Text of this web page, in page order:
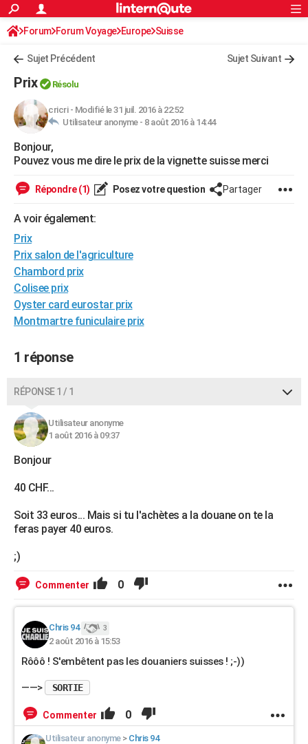
ACTUALITÉS
Politique
Société
Faits Divers
Education
Monde
Villes
+
FINANCE
Retraite
Impôts
Epargne
Immobilier
Risques naturels par ville
Banque
Assurance
Crédit
AUTO
Essais
Réserver un essai
Citadines
Berlines
SUV
Forum auto
+HIGH-TECH
Mobiles
Meilleur smartphone
Internet
Ordinateurs
Jeux vidéo
Guide high-tech
BRICOLAGE
WEEK-END
Guides de France
Escapades
Patrimoine
Expositions
Musées
Week-end nature
+LIFESTYLE
Art de vivre
Bien-être
Loisirs
ModeModes de vie
SANTE
Alimentation
Guide de la santé
Maladies
Médicaments
Sommeil
Destinations
City break
Voyage nature
Voyage de noces
Forum
Climat
PHOTO
GUIDES D'ACHAT
Carte de Noël
Carte Bonne année
Carte Saint-Valentin
Carte Pâques
Carte d'anniversaire
DICTIONNAIRE
Dictionnaire
Biographies
Citations
Expressions
Proverbes
PROGRAMME TV
COPAINS D'AVANT
S'inscrire
Se connecter
Lycées
Collèges
Primaires
Universités
Entreprises
Service militaire
Avis de recherche
AVIS DE DÉCÈS
S'inscrire
Connexion
Forum Forum Voyage Europe Suisse
Sujet Précédent Sujet Suivant
Prix Résolu
cricri- Modifié le 31 juil. 2016 à 22:52
Utilisateur anonyme - 8 août 2016 à 14:44
Bonjour,
Pouvez vous me dire le prix de la vignette suisse merci
Répondre (1) Posez votre question Partager
A voir également:
Prix
Prix salon de l'agriculture
Chambord prix
Colisee prix
Oyster card eurostar prix
Montmartre funiculaire prix
1 réponse
RÉPONSE 1 / 1
Utilisateur anonyme
1 août 2016 à 09:37
Bonjour
40 CHF...
Soit 33 euros... Mais si tu l'achètes a la douane on te la
feras payer 40 euros.
;)
Commenter 0
Chris 94 3
2 août 2016 à 15:53
Rôôô ! S'embêtent pas les douaniers suisses ! ;-))
——> SORTIE
Commenter 0
Utilisateur anonyme> Chris 94